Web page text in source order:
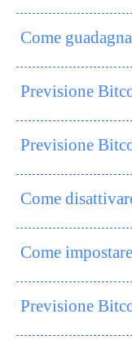
Come
Previsione
Previsione
Come
Come
Previsione